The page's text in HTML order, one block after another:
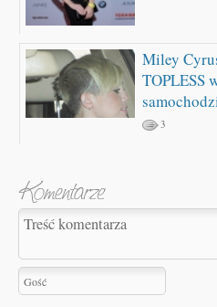
Miley
TOPLESS
3